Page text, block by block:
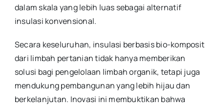
dalam skala yang lebih luas sebagai alternatif
insulasi konvensional.
Secara keseluruhan, insulasi berbasis bio-komposit
dari limbah pertanian tidak hanya memberikan
solusi bagi pengelolaan limbah organik, tetapi juga
mendukung pembangunan yang lebih hijau dan
berkelanjutan. Inovasi ini membuktikan bahwa